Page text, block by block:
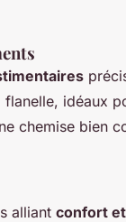
idéaux
chemise bien
alliant confort